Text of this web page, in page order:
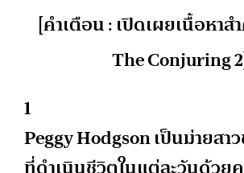
[คำเตือน : เปิดเผยเนื้อหา
The Conjuring
1
Peggy Hodgson เป็นม่ายส